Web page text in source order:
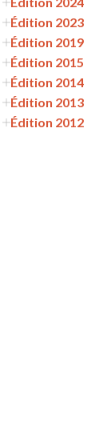
Édition 2023
Édition 2019
Édition 2015
Édition 2014
Édition 2013
Édition 2012